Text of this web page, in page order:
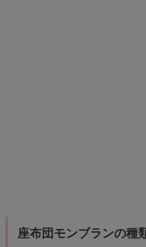
座布団モンブランの種